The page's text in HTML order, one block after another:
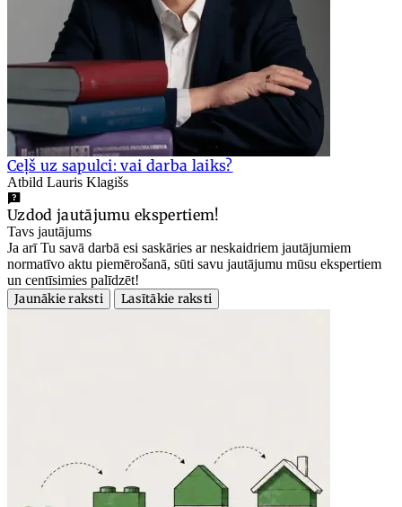
Ceļš uz sapulci: vai darba laiks?
Atbild Lauris Klagišs
Uzdod jautājumu ekspertiem!
Tavs jautājums
Ja arī Tu savā darbā esi saskāries ar neskaidriem jautājumiem
normatīvo aktu piemērošanā, sūti savu jautājumu mūsu ekspertiem
un centīsimies palīdzēt!
Jaunākie raksti
Lasītākie raksti